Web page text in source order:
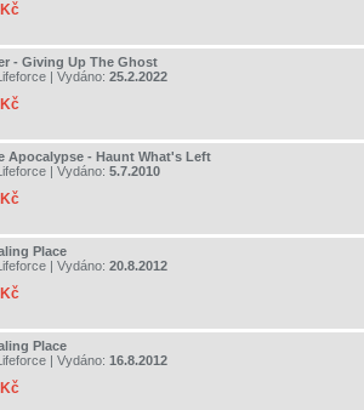
- Giving Up The Ghost
| Vydáno: 25.2.2022
Apocalypse - Haunt What's Left
| Vydáno: 5.7.2010
Place
| Vydáno: 20.8.2012
Place
| Vydáno: 16.8.2012